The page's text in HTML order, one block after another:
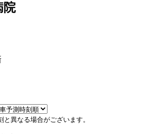
院
異なる場合がございます。